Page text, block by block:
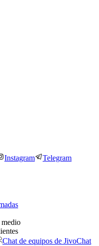
Instagram Telegram
medio
Chat de equipos de JivoChat